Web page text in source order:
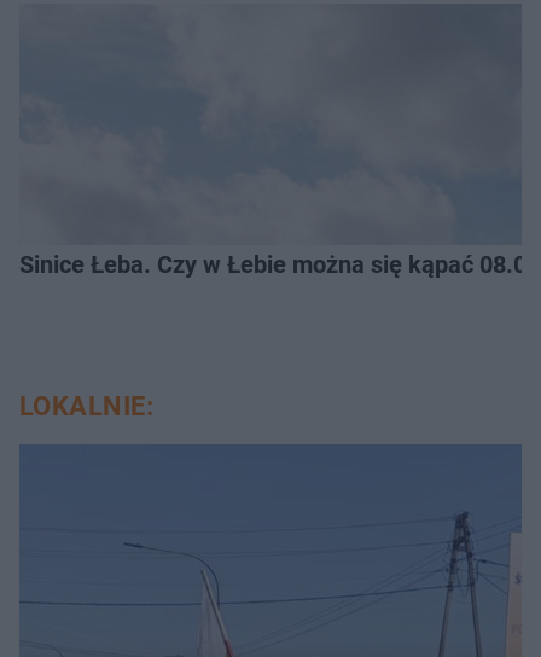
Sinice Łeba. Czy w Łebie można się kąpać
LOKALNIE: